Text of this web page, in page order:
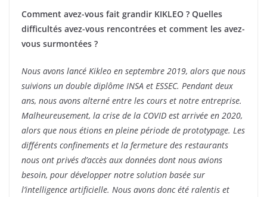
Comment avez-vous fait grandir KIKLEO ? Quelles
difficultés avez-vous rencontrées et comment les avez-
vous surmontées ?
Nous avons lancé Kikleo en septembre 2019, alors que nous
suivions un double diplôme INSA et ESSEC. Pendant deux
ans, nous avons alterné entre les cours et notre entreprise.
Malheureusement, la crise de la COVID est arrivée en 2020,
alors que nous étions en pleine période de prototypage. Les
différents confinements et la fermeture des restaurants
nous ont privés d’accès aux données dont nous avions
besoin, pour développer notre solution basée sur
l’intelligence artificielle. Nous avons donc été ralentis et